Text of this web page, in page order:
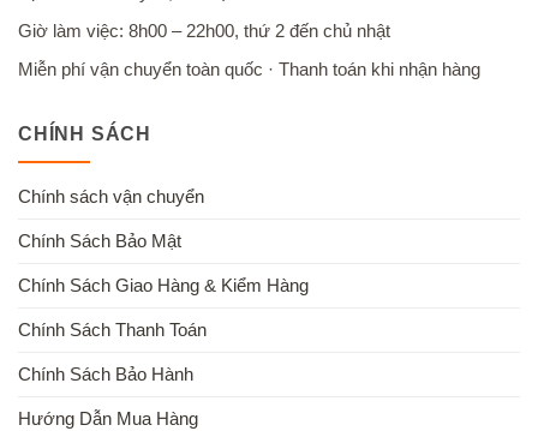
Giờ làm việc: 8h00 – 22h00, thứ 2 đến chủ nhật
Miễn phí vận chuyển toàn quốc · Thanh toán khi nhận hàng
CHÍNH SÁCH
Chính sách vận chuyển
Chính Sách Bảo Mật
Chính Sách Giao Hàng & Kiểm Hàng
Chính Sách Thanh Toán
Chính Sách Bảo Hành
Hướng Dẫn Mua Hàng